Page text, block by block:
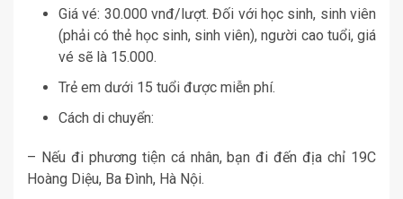
Giá vé: 30.000 vnđ/lượt. Đối với học sinh, sinh viên
(phải có thẻ học sinh, sinh viên), người cao tuổi, giá
vé sẽ là 15.000.
Trẻ em dưới 15 tuổi được miễn phí.
Cách di chuyển:
– Nếu đi phương tiện cá nhân, bạn đi đến địa chỉ 19C
Hoàng Diệu, Ba Đình, Hà Nội.